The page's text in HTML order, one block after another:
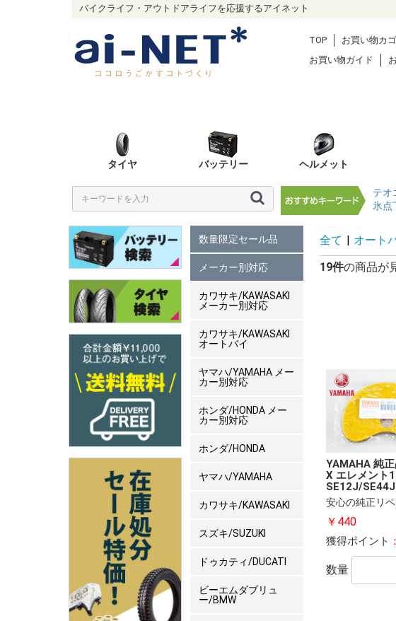
バイクライフ・アウトドアライフを応援するアイネット
TOP お買い物カゴ
お買い物ガイド
タイヤ バッテリー ヘルメット
テオ
氷点
数量限定セール品
メーカー別対応
カワサキ/KAWASAKI
メーカー別対応
カワサキ/KAWASAKI
オートバイ
ヤマハ/YAMAHA メー
カー別対応
ホンダ/HONDA メー
カー別対応
ホンダ/HONDA
ヤマハ/YAMAHA
カワサキ/KAWASAKI
スズキ/SUZUKI
ドゥカティ/DUCATI
ビーエムダブリュ
ー/BMW
全て オート
19件の商品が
YAMAHA 純
X エレメント1
SE12J/
安心の純正リ
￥440
獲得ポイント
数量